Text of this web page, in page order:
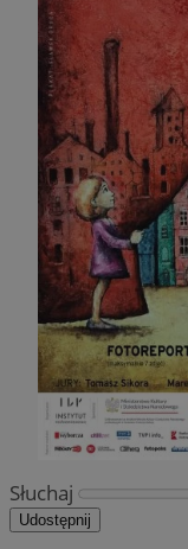
Słuchaj
Udostępnij